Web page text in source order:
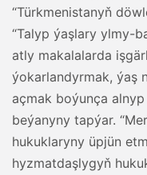
“Türkmenistanyň
“Talyp ýaşlary ylmy-
atly makalalarda
ýokarlandyrmak, ýaş
açmak boýunça
beýanyny tapýar.
hukuklaryny üpjün
hyzmatdaşlygyň